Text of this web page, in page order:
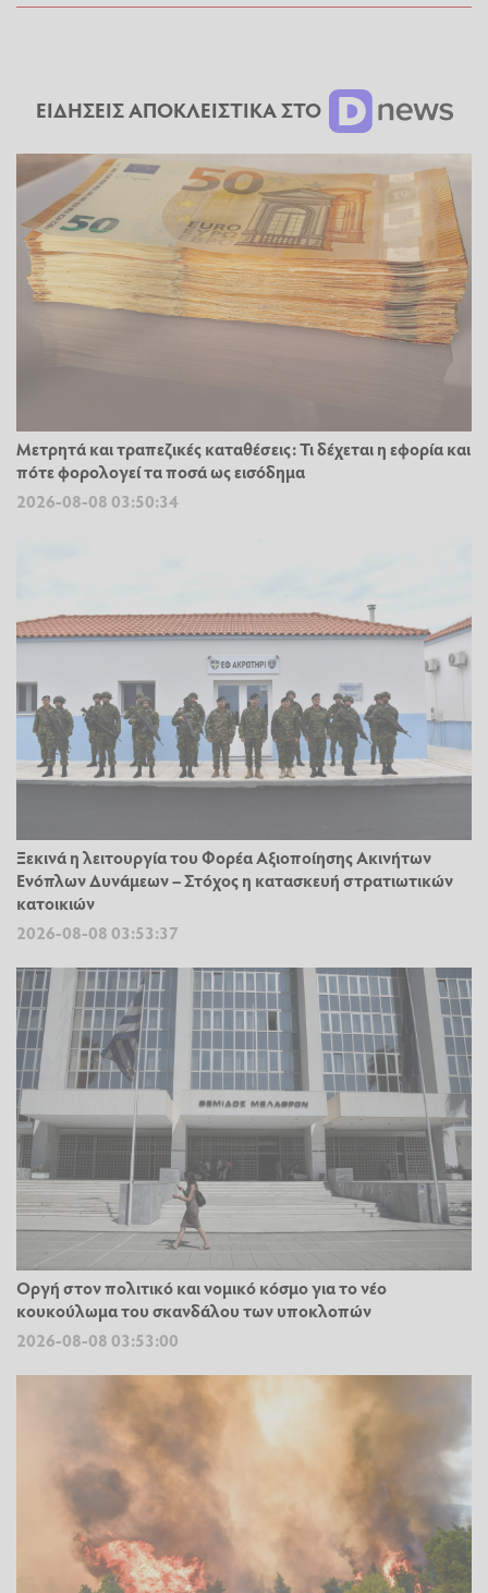
ΕΙΔΗΣΕΙΣ ΑΠΟΚΛΕΙΣΤΙΚΑ ΣΤΟ
Μετρητά και τραπεζικές καταθέσεις: Τι δέχεται η εφορία και
πότε φορολογεί τα ποσά ως εισόδημα
2026-08-08 03:50:34
Ξεκινά η λειτουργία του Φορέα Αξιοποίησης Ακινήτων
Ενόπλων Δυνάμεων – Στόχος η κατασκευή στρατιωτικών
κατοικιών
2026-08-08 03:53:37
Οργή στον πολιτικό και νομικό κόσμο για το νέο
κουκούλωμα του σκανδάλου των υποκλοπών
2026-08-08 03:53:00